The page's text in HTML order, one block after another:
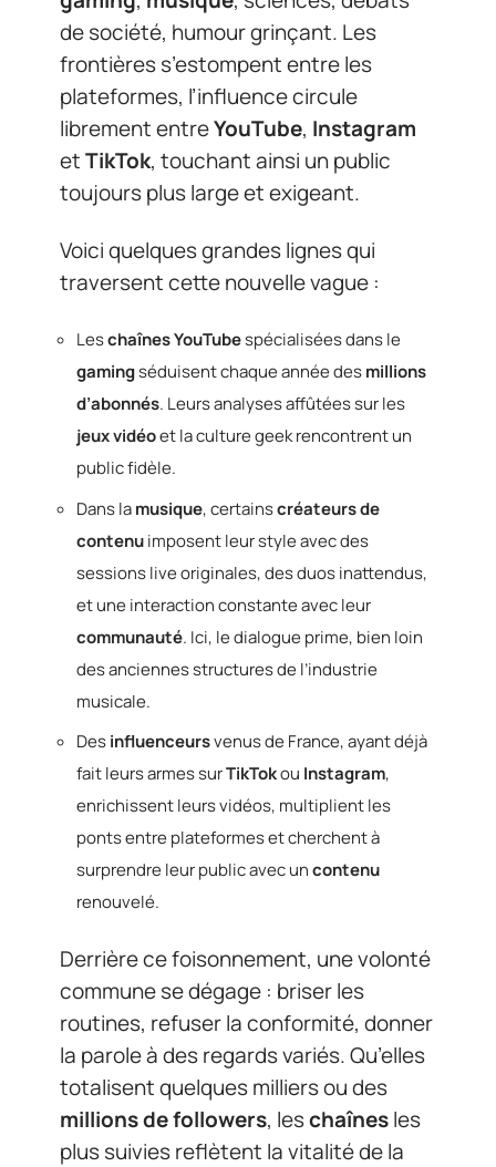
de société, humour grinçant. Les
frontières s’estompent entre les
plateformes, l’influence circule
librement entreYouTube, Instagram
etTikTok, touchant ainsi un public
toujours plus large et exigeant.
Voici quelques grandes lignes qui
traversent cette nouvelle vague :
Leschaînes YouTubespécialisées dans le
gamingséduisent chaque année desmillions
d’abonnés. Leurs analyses affûtées sur les
jeux vidéoet la culture geek rencontrent un
public fidèle.
Dans lamusique, certainscréateurs de
contenuimposent leur style avec des
sessions live originales, des duos inattendus,
et une interaction constante avec leur
communauté. Ici, le dialogue prime, bien loin
des anciennes structures de l’industrie
musicale.
Desinfluenceursvenus de France, ayant déjà
fait leurs armes surTikTokou Instagram,
enrichissent leurs vidéos, multiplient les
ponts entre plateformes et cherchent à
surprendre leur public avec uncontenu
renouvelé.
Derrière ce foisonnement, une volonté
commune se dégage : briser les
routines, refuser la conformité, donner
la parole à des regards variés. Qu’elles
totalisent quelques milliers ou des
millions de followers, leschaînesles
plus suivies reflètent la vitalité de la